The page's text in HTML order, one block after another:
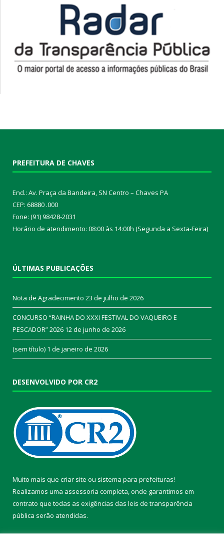
PREFEITURA DE CHAVES
End.: Av. Praça da Bandeira, SN Centro – Chaves PA
CEP: 68880 .000
Fone: (91) 98428-2031
Horário de atendimento: 08:00 às 14:00h (Segunda a Sexta-Feira)
ÚLTIMAS PUBLICAÇÕES
Nota de Agradecimento 23 de julho de 2026
CONCURSO “RAINHA DO XXXI FESTIVAL DO VAQUEIRO E
PESCADOR” 2026 12 de junho de 2026
(sem título) 1 de janeiro de 2026
DESENVOLVIDO POR CR2
Muito mais que criar site ou sistema para prefeituras!
Realizamos uma assessoria completa, onde garantimos em
contrato que todas as exigências das leis de transparência
pública serão atendidas.